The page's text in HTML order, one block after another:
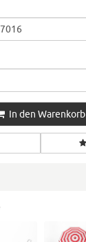
In den Warenkorb